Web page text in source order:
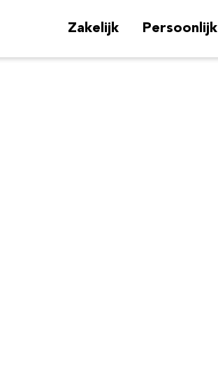
Zakelijk Persoonlijk